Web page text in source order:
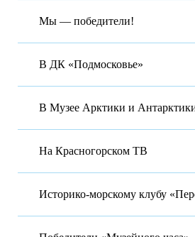
Мы — победители!
В ДК «Подмосковье»
В Музее Арктики и
На Красногорском ТВ
Историко-морскому клубу